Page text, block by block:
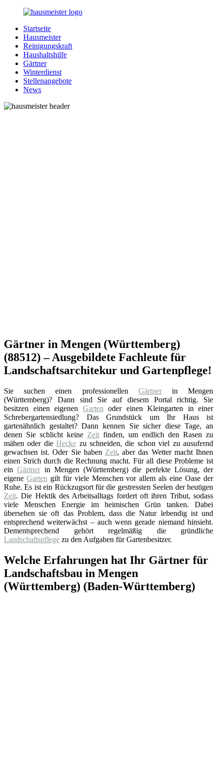
Zurück
Inhalt
Hausmeister.de
Alles
rund
Ihren
Haushalt
Startseite
Hausmeister
Reinigungskraft
Haushaltshilfe
Gärtner
Winterdienst
Stellenangebote
News
Gärtner in Mengen (Württemberg)
(88512) – Ausgebildete Fachleute für
Landschaftsarchitekur und Gartenpflege!
Sie suchen einen professionellen Gärtnerin Mengen
(Württemberg)? Dann sind Sie auf diesem Portal richtig. Sie
besitzen einen eigenen Garten oder einen Kleingarten in einer
Schrebergartensiedlung? Das Grundstück um Ihr Haus ist
gartenähnlich gestaltet? Dann kennen Sie sicher diese Tage, an
denen Sie schlicht keine Zeit finden, um endlich den Rasen zu
mähen oder dieHecke zu schneiden, die schon viel zu ausufernd
gewachsen ist. Oder Sie haben Zeit, aber das Wetter macht Ihnen
einen Strich durch die Rechnung macht. Für all diese Probleme ist
einGärtner in Mengen (Württemberg) die perfekte Lösung, der
eigene Garten gilt für viele Menschen vor allem als eine Oase der
Ruhe. Es ist ein Rückzugsort für die gestressten Seelen der heutigen
Zeit. Die Hektik des Arbeitsalltags fordert oft ihren Tribut, sodass
viele Menschen Energie im heimischen Grün tanken. Dabei
übersehen sie oft das Problem, dass die Natur lebendig ist und
entsprechend weiterwächst – auch wenn gerade niemand hinsieht.
Dementsprechend gehört regelmäßig die gründliche
Landschaftspflege zu den Aufgaben für Gartenbesitzer.
Welche Erfahrungen hat Ihr Gärtner für
Landschaftsbau in Mengen
(Württemberg) (Baden-Württemberg)